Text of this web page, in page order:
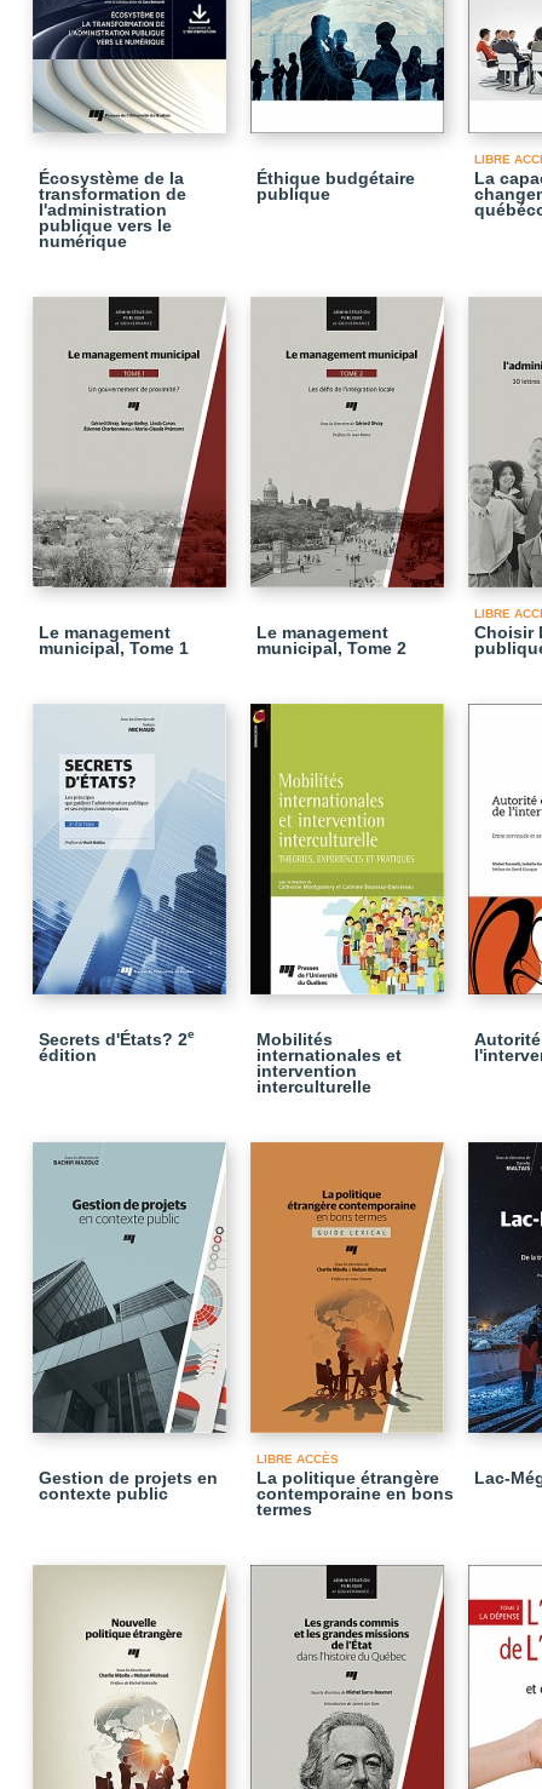
Écosystème de la
transformation de
l'administration
publique vers le
numérique
Éthique budgétaire
publique
LIBRE
La
Le management
municipal, Tome 1
Le management
municipal, Tome 2
LIBRE
Choisir
Secrets d'États? 2e
édition
Mobilités
internationales et
intervention
interculturelle
Gestion de projets en
contexte public
LIBRE ACCÈS
La politique étrangère
contemporaine en bons
termes
Lac-